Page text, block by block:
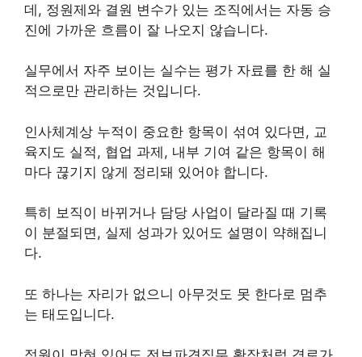
데, 정원제와 결원 변수가 있는 조직에서는 자동 승
진에 가까운 흐름이 잘 나오지 않습니다.
실무에서 자주 보이는 실수는 평가 자료를 한 해 실
적으로만 관리하는 것입니다.
인사체계상 누적이 중요한 항목이 섞여 있다면, 교
육지도 실적, 협업 과제, 내부 기여 같은 항목이 해
마다 끊기지 않게 정리돼 있어야 합니다.
특히 보직이 바뀌거나 담당 사업이 달라질 때 기록
이 분절되면, 실제 성과가 있어도 설명이 약해집니
다.
또 하나는 자리가 없으니 아무것도 못 한다로 멈추
는 태도입니다.